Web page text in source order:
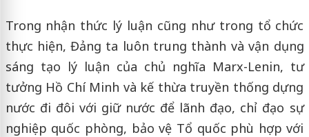
Trong nhận thức lý luận cũng như trong tổ chức
thực hiện, Đảng ta luôn trung thành và vận dụng
sáng tạo lý luận của chủ nghĩa Marx-Lenin, tư
tưởng Hồ Chí Minh và kế thừa truyền thống dựng
nước đi đôi với giữ nước để lãnh đạo, chỉ đạo sự
nghiệp quốc phòng, bảo vệ Tổ quốc phù hợp với